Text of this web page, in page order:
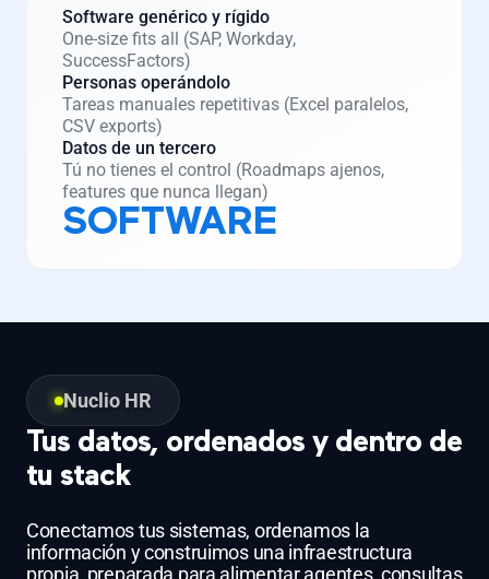
Software genérico y rígido
One-size fits all (SAP, Workday,
SuccessFactors)
Personas operándolo
Tareas manuales repetitivas (Excel paralelos,
CSV exports)
Datos de un tercero
Tú no tienes el control (Roadmaps ajenos,
features que nunca llegan)
SOFTWARE
Nuclio HR
Tus datos, ordenados y dentro de
tu stack
Conectamos tus sistemas, ordenamos la
información y construimos una infraestructura
propia, preparada para alimentar agentes, consultas